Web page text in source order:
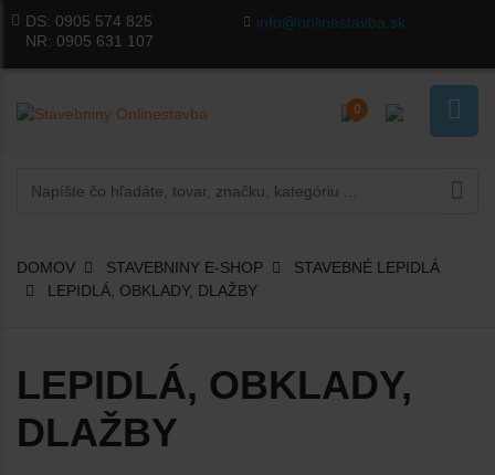
DS: 0905 574 825
NR: 0905 631 107
info@onlinestavba.sk
0
DOMOV STAVEBNINY E-SHOP
STAVEBNÉ LEPIDLÁ
LEPIDLÁ, OBKLADY, DLAŽBY
LEPIDLÁ, OBKLADY,
DLAŽBY